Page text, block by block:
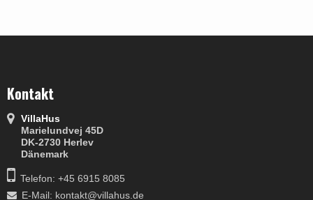
Kontakt
VillaHus
Marielundvej 45D
DK-2730 Herlev
Dänemark
Telefon: +45 6915 8085
E-Mail: kontakt@villahus.de